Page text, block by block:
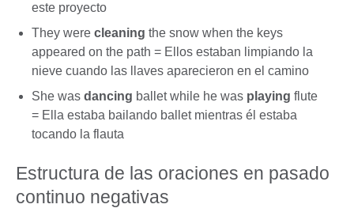
este proyecto
They were cleaning the snow when the keys
appeared on the path = Ellos estaban limpiando la
nieve cuando las llaves aparecieron en el camino
She was dancing ballet while he was playing flute
= Ella estaba bailando ballet mientras él estaba
tocando la flauta
Estructura de las oraciones en pasado
continuo negativas